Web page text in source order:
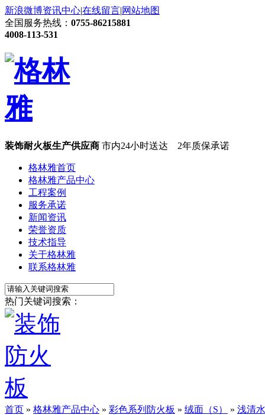
新浪微博资讯中心|在线留言|网站地图
全国服务热线： 0755-86215881
4008-113-531
装饰耐火板生产供应商 市内24小时送达 2年质保承诺
格林雅首页
格林雅产品中心
工程案例
服务承诺
新闻资讯
荣誉资质
技术指导
关于格林雅
联系格林雅
热门关键词搜索：
首页 » 格林雅产品中心 » 彩色系列防火板 » 绒面（S） » 浅清